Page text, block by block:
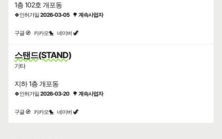
1층 102호 개포동
🍀인허가일2026-03-05 🌳 계속사업자
구글 🧭 카카오🐤 네이버 🦖
스탠드(STAND)
기타
지하 1층 개포동
🍀인허가일2026-03-20 🌳 계속사업자
구글 🧭 카카오🐤 네이버 🦖